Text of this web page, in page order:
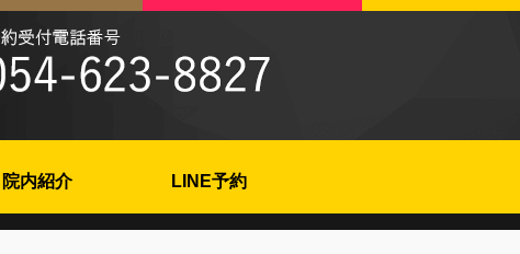
院内紹介 LINE予約